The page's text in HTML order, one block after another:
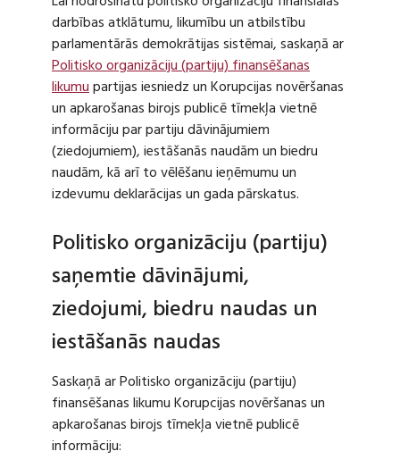
darbības atklātumu, likumību un atbilstību
parlamentārās demokrātijas sistēmai, saskaņā ar
Politisko organizāciju (partiju) finansēšanas
likumupartijas iesniedz un Korupcijas novēršanas
un apkarošanas birojs publicē tīmekļa vietnē
informāciju par partiju dāvinājumiem
(ziedojumiem), iestāšanās naudām un biedru
naudām, kā arī to vēlēšanu ieņēmumu un
izdevumu deklarācijas un gada pārskatus.
Politisko organizāciju (partiju)
saņemtie dāvinājumi,
ziedojumi, biedru naudas un
iestāšanās naudas
Saskaņā ar Politisko organizāciju (partiju)
finansēšanas likumu Korupcijas novēršanas un
apkarošanas birojs tīmekļa vietnē publicē
informāciju: